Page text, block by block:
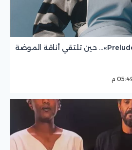
ميو ميو تكشف عن «Prelude»… حين تلتقي أناقة الموضة